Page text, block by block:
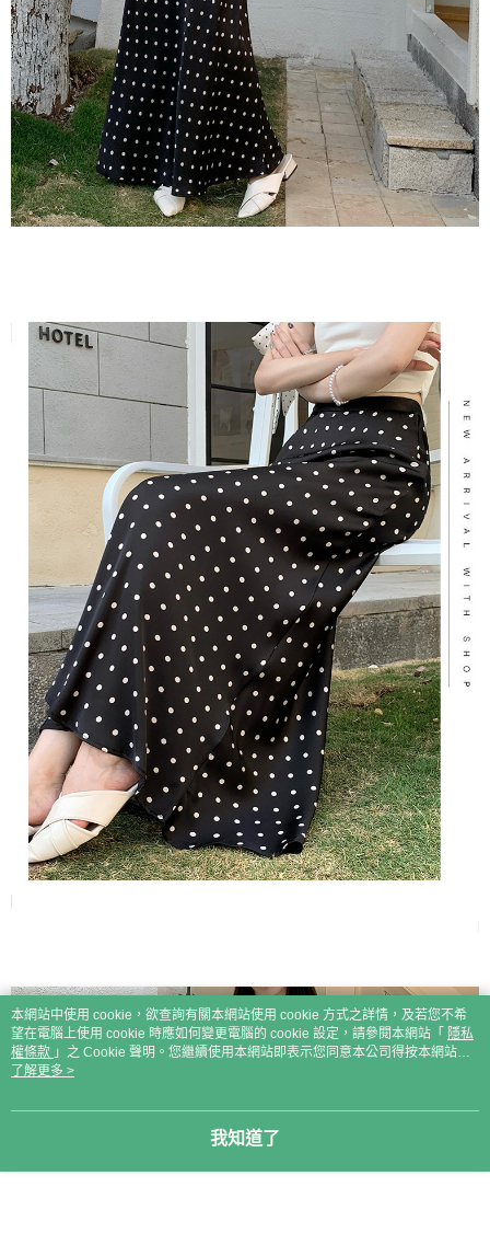
本網站中使用 cookie，欲查詢有關本網站使用 cookie 方式之詳情，及若您不希
望在電腦上使用 cookie 時應如何變更電腦的 cookie 設定，請參閱本網站「 隱私
權條款 」之 Cookie 聲明。您繼續使用本網站即表示您同意本公司得按本網站使
用條款之 Cookie 聲明使用 cookie。
了解更多 >
我知道了